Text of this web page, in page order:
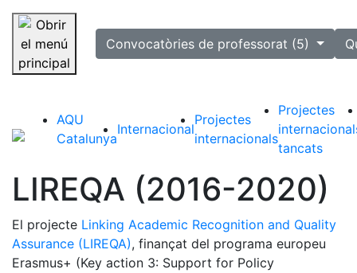
Saltar la navegació
selectedConvocatòries de professorat (5)
AQU
Catalunya
Internacional
Projectes
internacionals
Projectes
tancats
LIREQA (2016-2020)
El projecte Linking Academic Recognition and Quality
Assurance (LIREQA), finançat del programa europeu
Erasmus+ (Key action 3: Support for Policy